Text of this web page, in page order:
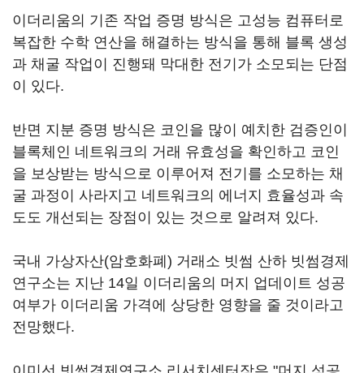
이더리움의 기존 작업 증명 방식은 고성능 컴퓨터로
복잡한 수학 연산을 해결하는 방식을 통해 블록 생성
과 채굴 작업이 진행돼 막대한 전기가 소모되는 단점
이 있다.
반면 지분 증명 방식은 코인을 많이 예치한 검증인이
블록체인 네트워크의 거래 유효성을 확인하고 코인
을 보상받는 방식으로 이루어져 전기를 소모하는 채
굴 과정이 사라지고 네트워크의 에너지 효율성과 속
도도 개선되는 장점이 있는 것으로 알려져 있다.
국내 가상자산(암호화폐) 거래소 빗썸 산하 빗썸경제
연구소는 지난 14일 이더리움의 머지 업데이트 성공
여부가 이더리움 가격에 상당한 영향을 줄 것이라고
전망했다.